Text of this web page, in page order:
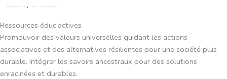
⁠Ressources éduc’actives
Promouvoir des valeurs universelles guidant les actions
associatives et des alternatives résilientes pour une société plus
durable. Intégrer les savoirs ancestraux pour des solutions
enracinées et durables.